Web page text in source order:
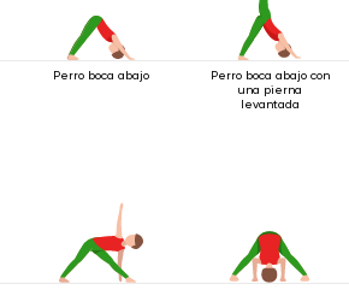
Perro boca abajo
Perro boca abajo con
una pierna
levantada